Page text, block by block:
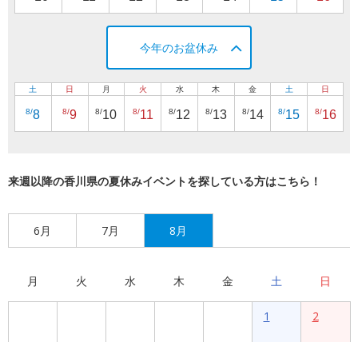
今年のお盆休み
土
8/8
日
8/9
月
8/10
火
8/11
水
8/12
木
8/13
金
8/14
土
8/15
日
8/16
来週以降の香川県の夏休みイベントを探している方はこちら！
6月 7月 8月
月 火 水 木 金 土 日
1 2